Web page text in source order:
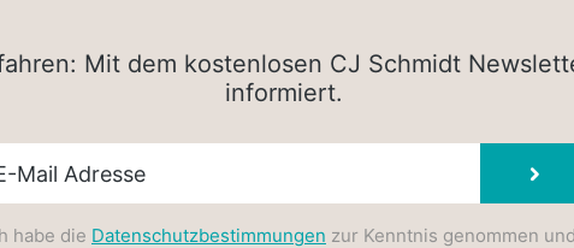
Mit dem kostenlosen CJ Schmidt
informiert.
habe die Datenschutzbestimmungen zur Kenntnis genommen und